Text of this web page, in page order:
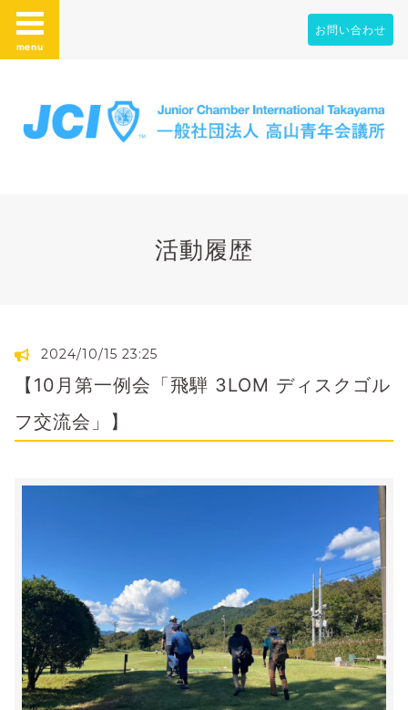
menu
お問い合わせ
活動履歴
2024/10/15 23:25
【10月第一例会「飛騨 3LOM ディスクゴル
フ交流会」】